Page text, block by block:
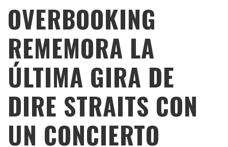
OVERBOOKING
REMEMORA LA
ÚLTIMA GIRA DE
DIRE STRAITS CON
UN CONCIERTO